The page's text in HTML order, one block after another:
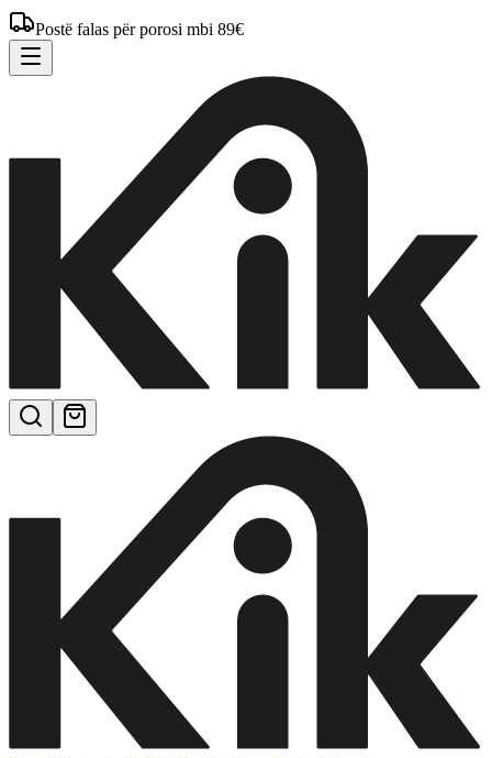
Postë falas për porosi mbi 89€